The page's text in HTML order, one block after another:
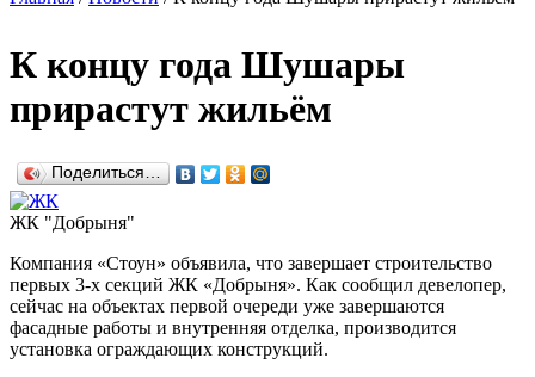
К концу года Шушары
прирастут жильём
Поделиться…
ЖК "Добрыня"
Компания «Стоун» объявила, что завершает строительство
первых 3-х секций ЖК «Добрыня». Как сообщил девелопер,
сейчас на объектах первой очереди уже завершаются
фасадные работы и внутренняя отделка, производится
установка ограждающих конструкций.